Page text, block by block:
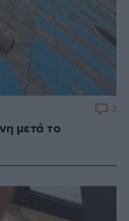
μετά το
3